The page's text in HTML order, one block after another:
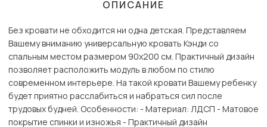
ОПИСАНИЕ
Без кровати не обходится ни одна детская. Представляем
Вашему вниманию универсальную кровать Кэнди со
спальным местом размером 90х200 см. Практичный дизайн
позволяет расположить модуль в любом по стилю
современном интерьере. На такой кровати Вашему ребенку
будет приятно расслабиться и набраться сил после
трудовых будней. Особенности: - Материал: ЛДСП - Матовое
покрытие спинки и изножья - Практичный дизайн